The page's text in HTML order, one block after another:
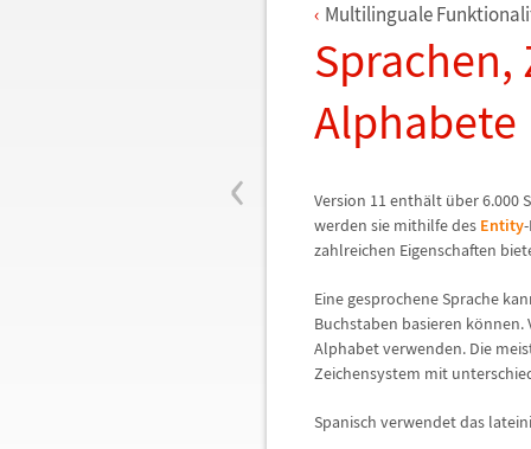
‹
Multilinguale
Alphabete
Version 11 enthält über 6.000
werden sie mithilfe des Entity
zahlreichen Eigenschaften
Eine gesprochene Sprache
Buchstaben basieren können.
Alphabet verwenden. Die
Zeichensystem mit
Spanisch verwendet das